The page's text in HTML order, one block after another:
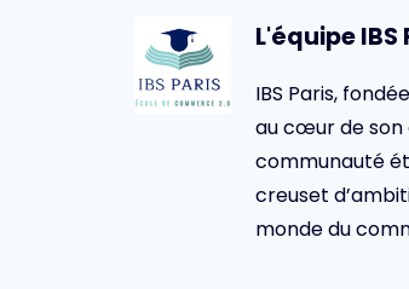
L'équipe IBS
IBS Paris,
au cœur de son
communauté
creuset
monde du